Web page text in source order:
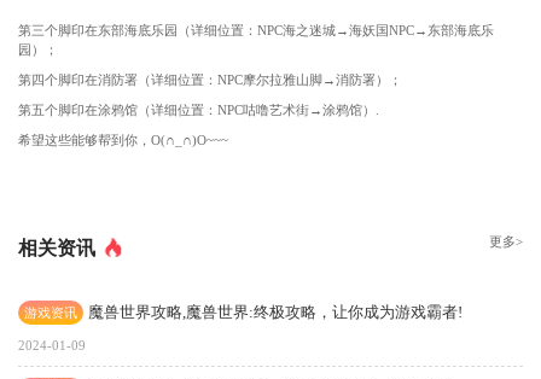
第三个脚印在东部海底乐园（详细位置：NPC海之迷城→海妖国NPC→东部海底乐
园）；
第四个脚印在消防署（详细位置：NPC摩尔拉雅山脚→消防署）；
第五个脚印在涂鸦馆（详细位置：NPC咕噜艺术街→涂鸦馆）.
希望这些能够帮到你，O(∩_∩)O~~~
相关资讯 更多>
游戏资讯 魔兽世界攻略,魔兽世界:终极攻略，让你成为游戏霸者!
2024-01-09